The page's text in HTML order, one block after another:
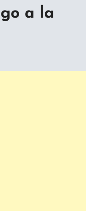
a la